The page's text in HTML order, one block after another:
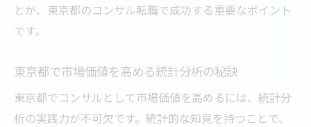
とが、東京都のコンサル転職で成功する重要なポイント
です。
東京都で市場価値を高める統計分析の秘訣
東京都でコンサルとして市場価値を高めるには、統計分
析の実践力が不可欠です。統計的な知見を持つことで、